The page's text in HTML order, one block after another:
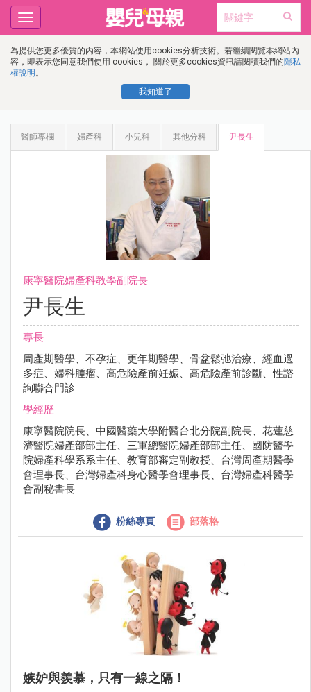
為提供您更多優質的內容，本網站使用cookies分析技術。若繼續閱覽本網站內
容，即表示您同意我們使用 cookies， 關於更多cookies資訊請閱讀我們的隱私
權說明 。
我知道了
Toggle
navigation
醫師專欄 婦產科 小兒科 其他分科 尹長生
康寧醫院婦產科教學副院長
尹長生
專長
周產期醫學、不孕症、更年期醫學、骨盆鬆弛治療、經血過
多症、婦科腫瘤、高危險產前妊娠、高危險產前診斷、性諮
詢聯合門診
學經歷
康寧醫院院長、中國醫藥大學附醫台北分院副院長、花蓮慈
濟醫院婦產部部主任、三軍總醫院婦產部部主任、國防醫學
院婦產科學系系主任、教育部審定副教授、台灣周產期醫學
會理事長、台灣婦產科身心醫學會理事長、台灣婦產科醫學
會副秘書長
粉絲專頁 部落格
嫉妒與羨慕，只有一線之隔！